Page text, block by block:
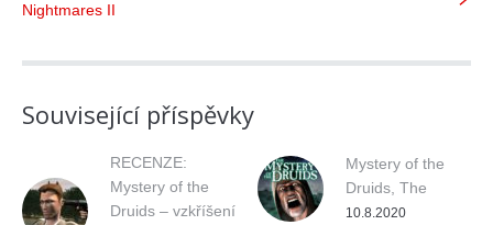
Nightmares II
Související příspěvky
RECENZE:
Mystery of the
Druids – vzkříšení
Mystery of the
Druids, The
10.8.2020